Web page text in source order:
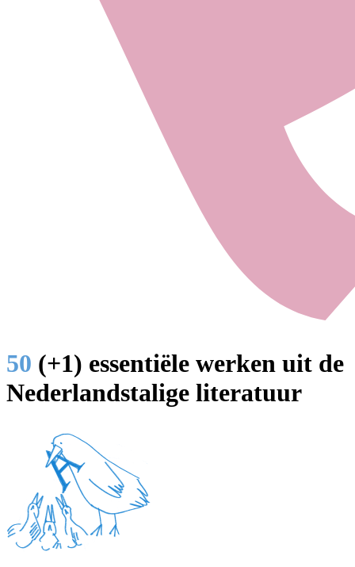
50 (+1) essentiële werken uit de
Nederlandstalige literatuur